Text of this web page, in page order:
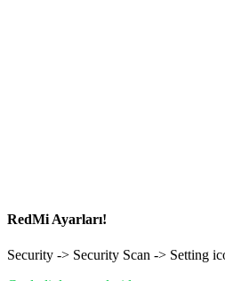
RedMi Ayarları!
Security -> Security Scan -> Setting